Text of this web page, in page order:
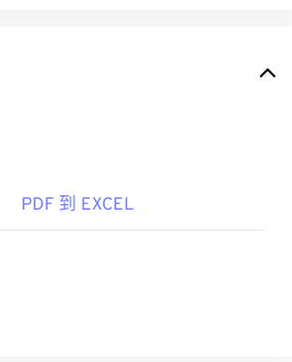
PDF 到 EXCEL